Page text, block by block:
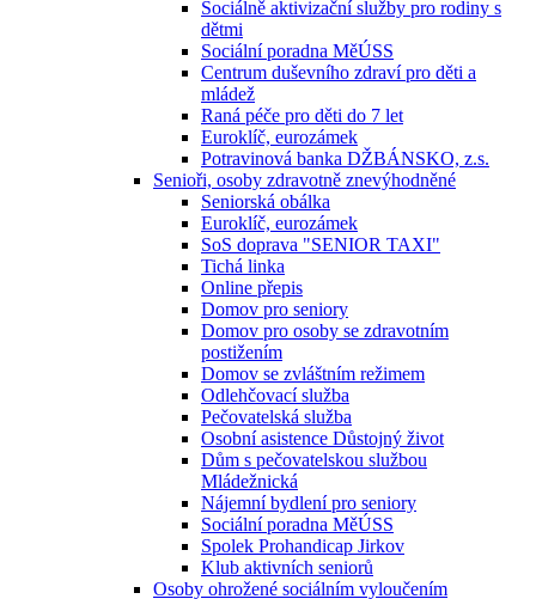
Sociálně aktivizační služby pro rodiny s
dětmi
Sociální poradna MěÚSS
Centrum duševního zdraví pro děti a
mládež
Raná péče pro děti do 7 let
Euroklíč, eurozámek
Potravinová banka DŽBÁNSKO, z.s.
Senioři, osoby zdravotně znevýhodněné
Seniorská obálka
Euroklíč, eurozámek
SoS doprava "SENIOR TAXI"
Tichá linka
Online přepis
Domov pro seniory
Domov pro osoby se zdravotním
postižením
Domov se zvláštním režimem
Odlehčovací služba
Pečovatelská služba
Osobní asistence Důstojný život
Dům s pečovatelskou službou
Mládežnická
Nájemní bydlení pro seniory
Sociální poradna MěÚSS
Spolek Prohandicap Jirkov
Klub aktivních seniorů
Osoby ohrožené sociálním vyloučením